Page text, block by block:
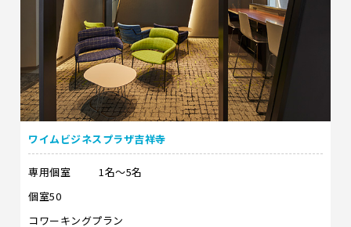
ワイムビジネスプラザ吉祥寺
専用個室
1名～5名
個室50
コワーキングプラン